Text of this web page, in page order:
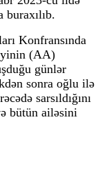
buraxılıb.
Konfransında
(AA)
günlər
sonra oğlu ilə
sarsıldığını
bütün ailəsini